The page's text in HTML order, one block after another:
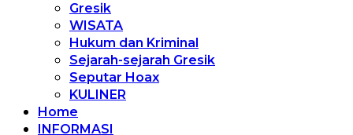
Gresik
WISATA
Hukum dan Kriminal
Sejarah-sejarah Gresik
Seputar Hoax
KULINER
Home
INFORMASI